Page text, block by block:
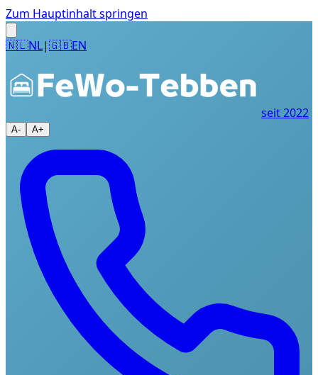
Zum Hauptinhalt springen
🇳🇱NL|🇬🇧EN
seit 2022
A- A+